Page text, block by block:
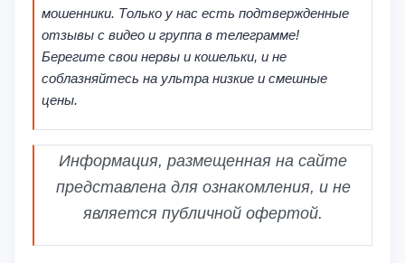
мошенники. Только у нас есть подтвержденные
отзывы с видео и группа в телеграмме!
Берегите свои нервы и кошельки, и не
соблазняйтесь на ультра низкие и смешные
цены.
Информация, размещенная на сайте
представлена для ознакомления, и не
является публичной офертой.